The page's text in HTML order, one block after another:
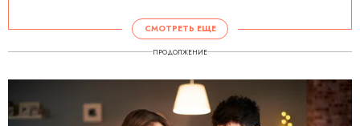
i
d
e
o
P
l
e
r
i
l
СМОТРЕТЬ ЕЩЕ
ПРОДОЛЖЕНИЕ